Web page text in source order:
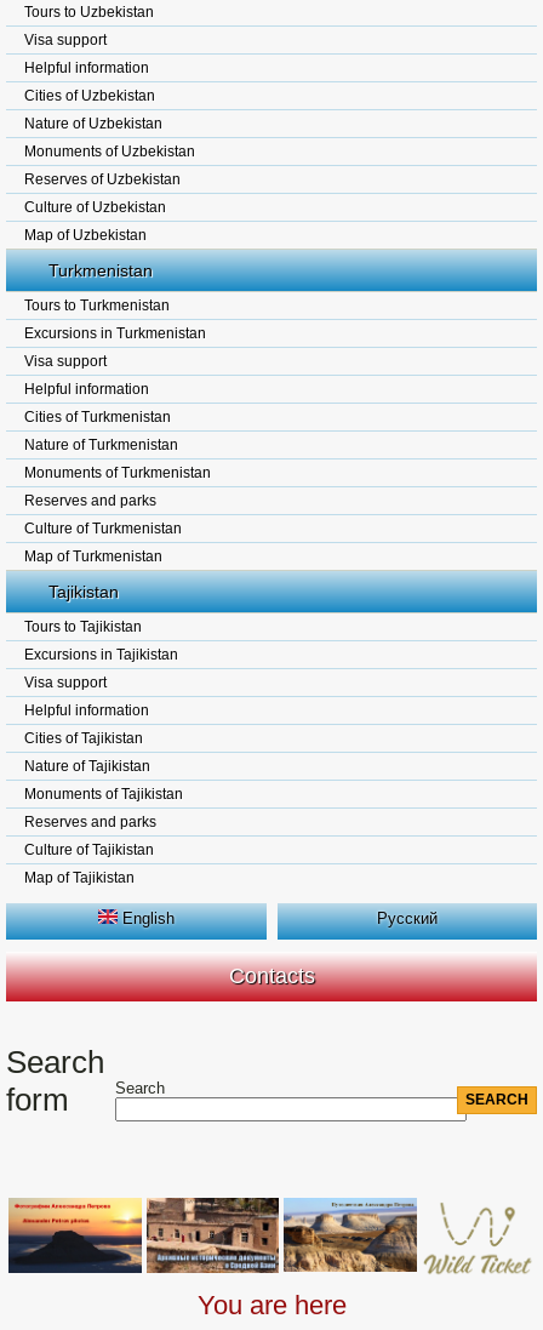
Tours to Uzbekistan
Visa support
Helpful information
Cities of Uzbekistan
Nature of Uzbekistan
Monuments of Uzbekistan
Reserves of Uzbekistan
Culture of Uzbekistan
Map of Uzbekistan
Turkmenistan
Tours to Turkmenistan
Excursions in Turkmenistan
Visa support
Helpful information
Cities of Turkmenistan
Nature of Turkmenistan
Monuments of Turkmenistan
Reserves and parks
Culture of Turkmenistan
Map of Turkmenistan
Tajikistan
Tours to Tajikistan
Excursions in Tajikistan
Visa support
Helpful information
Cities of Tajikistan
Nature of Tajikistan
Monuments of Tajikistan
Reserves and parks
Culture of Tajikistan
Map of Tajikistan
English Русский
Contacts
Search
form
Search
You are here